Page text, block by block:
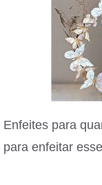
Enfeites para
para enfeitar